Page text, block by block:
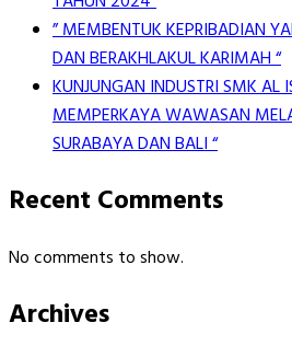
” MEMBENTUK KEPRIBADIAN
DAN BERAKHLAKUL KARIMAH “
KUNJUNGAN INDUSTRI SMK AL
MEMPERKAYA WAWASAN
SURABAYA DAN BALI “
Recent Comments
No comments to show.
Archives